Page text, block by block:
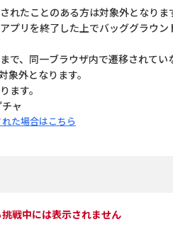
れたことのある方は対象外となりま
プリを終了した上でバッググラウ
で、同一ブラウザ内で遷移されてい
象外となります。
ます。
ャ
た場合はこちら
戦中には表示されません